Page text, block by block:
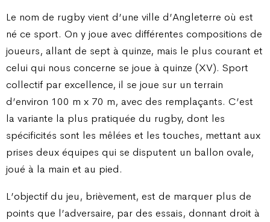
Le nom de rugby vient d’une ville d’Angleterre où est
né ce sport. On y joue avec différentes compositions de
joueurs, allant de sept à quinze, mais le plus courant et
celui qui nous concerne se joue à quinze (XV). Sport
collectif par excellence, il se joue sur un terrain
d’environ 100 m x 70 m, avec des remplaçants. C’est
la variante la plus pratiquée du rugby, dont les
spécificités sont les mêlées et les touches, mettant aux
prises deux équipes qui se disputent un ballon ovale,
joué à la main et au pied.
L’objectif du jeu, brièvement, est de marquer plus de
points que l’adversaire, par des essais, donnant droit à